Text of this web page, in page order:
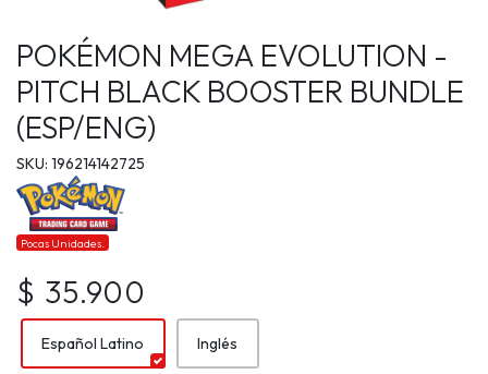
POKÉMON MEGA EVOLUTION -
PITCH BLACK BOOSTER BUNDLE
(ESP/ENG)
SKU: 196214142725
Pocas Unidades.
$ 35.900
Español Latino Inglés